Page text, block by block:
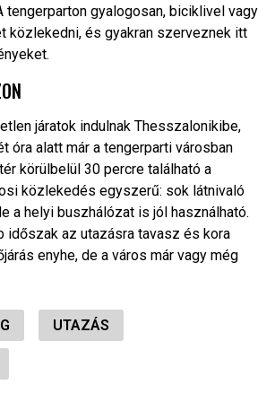
tengerparton gyalogosan, biciklivel vagy
közlekedni, és gyakran szerveznek itt
járatok indulnak Thesszalonikibe,
óra alatt már a tengerparti városban
körülbelül 30 percre található a
közlekedés egyszerű: sok látnivaló
a helyi buszhálózat is jól használható.
időszak az utazásra tavasz és kora
enyhe, de a város már vagy még
UTAZÁS